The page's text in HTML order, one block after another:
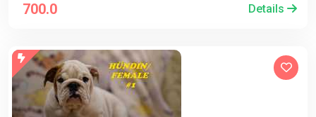
700.0 Details